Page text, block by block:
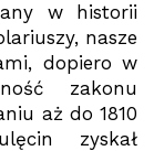
w historii
nasze
dopiero w
zakonu
aż do 1810
zyskał